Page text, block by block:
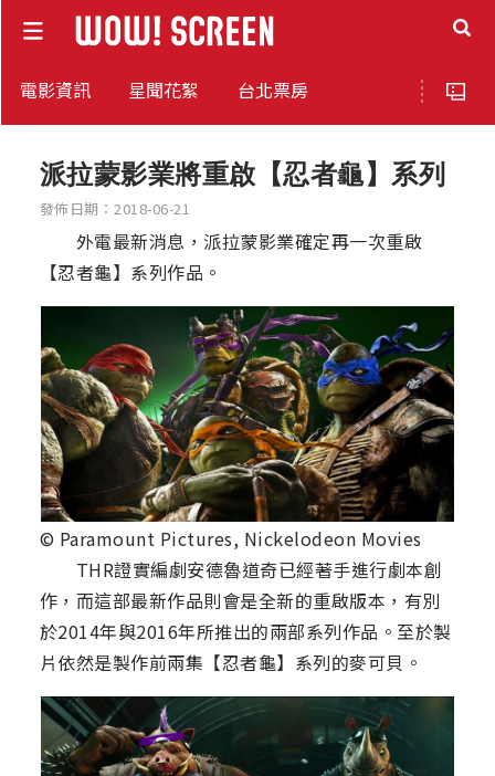
電影資訊 星聞花絮 台北票房
派拉蒙影業將重啟【忍者龜】系列
發佈日期：2018-06-21
外電最新消息，派拉蒙影業確定再一次重啟
【忍者龜】系列作品。
© Paramount Pictures, Nickelodeon Movies
THR證實編劇安德魯道奇已經著手進行劇本創
作，而這部最新作品則會是全新的重啟版本，有別
於2014年與2016年所推出的兩部系列作品。至於製
片依然是製作前兩集【忍者龜】系列的麥可貝。